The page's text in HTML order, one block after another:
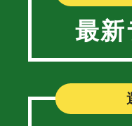
最新